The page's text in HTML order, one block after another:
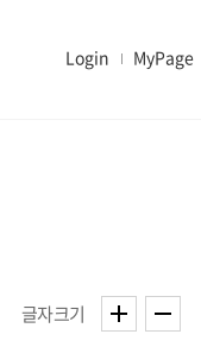
Login MyPage
글자크기